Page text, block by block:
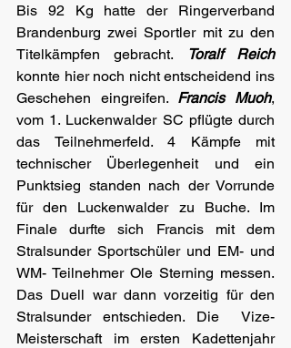
Bis 92 Kg hatte der Ringerverband
Brandenburg zwei Sportler mit zu den
Titelkämpfen gebracht.
Toralf Reich
konnte hier noch nicht entscheidend ins
Geschehen eingreifen. Francis Muoh,
vom 1. Luckenwalder SC pflügte durch
das Teilnehmerfeld. 4 Kämpfe mit
technischer Überlegenheit und ein
Punktsieg standen nach der Vorrunde
für den Luckenwalder zu Buche. Im
Finale durfte sich Francis mit dem
Stralsunder Sportschüler und EM- und
WM- Teilnehmer Ole Sterning messen.
Das Duell war dann vorzeitig für den
Stralsunder entschieden. Die  Vize-
Meisterschaft im ersten Kadettenjahr